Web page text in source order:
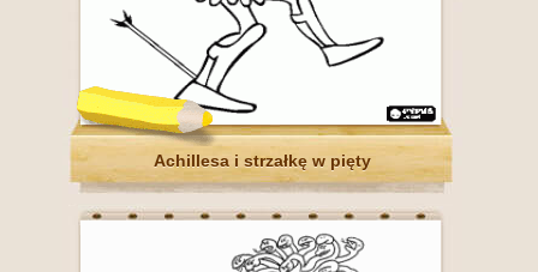
Achillesa i strzałkę w pięty